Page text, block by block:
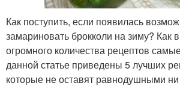
Как поступить, если появилась
замариновать брокколи на зиму? Как
огромного количества рецептов
данной статье приведены 5 лучших
которые не оставят равнодушными ни